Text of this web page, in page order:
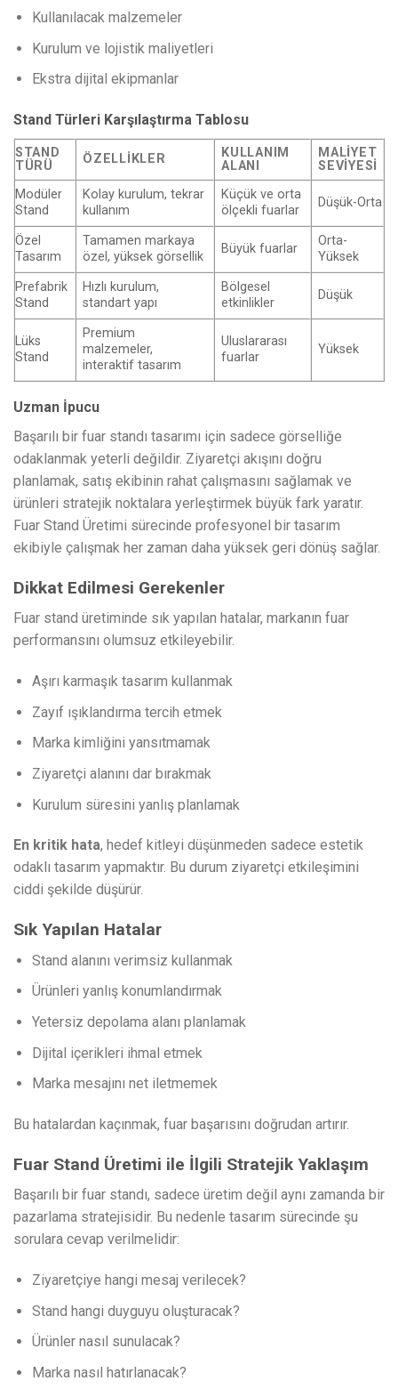
Kullanılacak malzemeler
Kurulum ve lojistik maliyetleri
Ekstra dijital ekipmanlar
Stand Türleri Karşılaştırma Tablosu
STAND
TÜRÜ
ÖZELLIKLER
KULLANIM
ALANI
MALIYET
SEVIYESI
Modüler
Stand
Kolay kurulum, tekrar
kullanım
Küçük ve orta
ölçekli fuarlar
Düşük-Orta
Özel
Tasarım
Tamamen markaya
özel, yüksek görsellik
Büyük fuarlar
Orta-
Yüksek
Prefabrik
Stand
Hızlı kurulum,
standart yapı
Bölgesel
etkinlikler
Düşük
Lüks
Stand
Premium
malzemeler,
interaktif tasarım
Uluslararası
fuarlar
Yüksek
Uzman İpucu
Başarılı bir fuar standı tasarımı için sadece görselliğe
odaklanmak yeterli değildir. Ziyaretçi akışını doğru
planlamak, satış ekibinin rahat çalışmasını sağlamak ve
ürünleri stratejik noktalara yerleştirmek büyük fark yaratır.
Fuar Stand Üretimi sürecinde profesyonel bir tasarım
ekibiyle çalışmak her zaman daha yüksek geri dönüş sağlar.
Dikkat Edilmesi Gerekenler
Fuar stand üretiminde sık yapılan hatalar, markanın fuar
performansını olumsuz etkileyebilir.
Aşırı karmaşık tasarım kullanmak
Zayıf ışıklandırma tercih etmek
Marka kimliğini yansıtmamak
Ziyaretçi alanını dar bırakmak
Kurulum süresini yanlış planlamak
En kritik hata, hedef kitleyi düşünmeden sadece estetik
odaklı tasarım yapmaktır. Bu durum ziyaretçi etkileşimini
ciddi şekilde düşürür.
Sık Yapılan Hatalar
Stand alanını verimsiz kullanmak
Ürünleri yanlış konumlandırmak
Yetersiz depolama alanı planlamak
Dijital içerikleri ihmal etmek
Marka mesajını net iletmemek
Bu hatalardan kaçınmak, fuar başarısını doğrudan artırır.
Fuar Stand Üretimi ile İlgili Stratejik Yaklaşım
Başarılı bir fuar standı, sadece üretim değil aynı zamanda bir
pazarlama stratejisidir. Bu nedenle tasarım sürecinde şu
sorulara cevap verilmelidir:
Ziyaretçiye hangi mesaj verilecek?
Stand hangi duyguyu oluşturacak?
Ürünler nasıl sunulacak?
Marka nasıl hatırlanacak?